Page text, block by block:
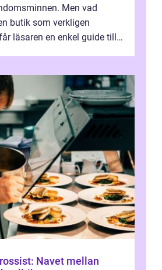
Men vad
butik som verkligen
läsaren en enkel guide till
Navet mellan